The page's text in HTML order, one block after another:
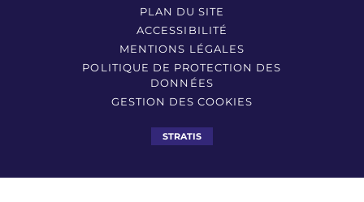
PLAN DU SITE
ACCESSIBILITÉ
MENTIONS LÉGALES
POLITIQUE DE PROTECTION DES
DONNÉES
GESTION DES COOKIES
STRATIS